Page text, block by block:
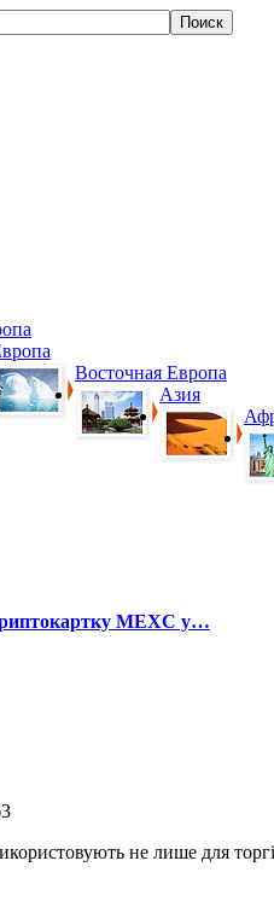
Восточная Европа
Азия
MEXC у…
не лише для